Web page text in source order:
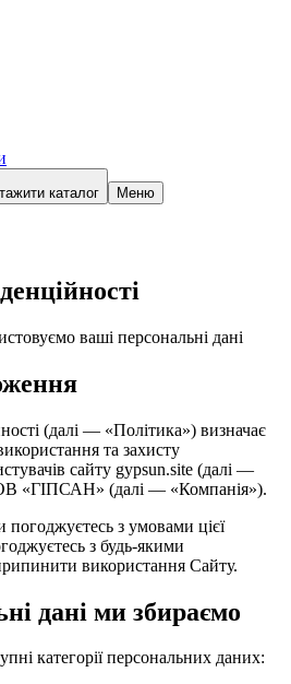
каталог Меню
ваші персональні дані
(далі — «Політика») визначає
та захисту
сайту gypsun.site (далі —
«ГІПСАН» (далі — «Компанія»).
з умовами цієї
з будь-якими
використання Сайту.
дані ми збираємо
категорії персональних даних: